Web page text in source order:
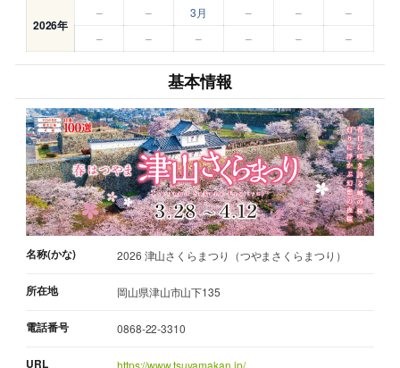
2026年
– – 3月 – –
–
–
– – – – –
基本情報
名称(かな) 2026 津山さくらまつり（つやまさくらまつり）
所在地 岡山県津山市山下135
電話番号 0868-22-3310
URL https://www.tsuyamakan.jp/